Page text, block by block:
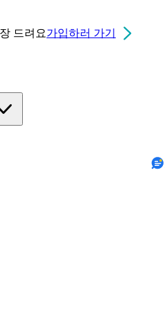
드려요가입하러 가기